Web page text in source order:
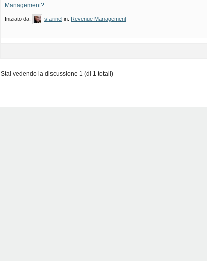
Management?
Iniziato da: sfarinel in: Revenue Management
Stai vedendo la discussione 1 (di 1 totali)